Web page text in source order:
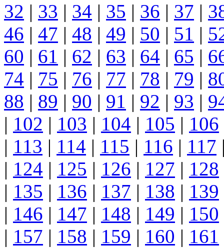
32 | 33 | 34 | 35 | 36 | 37 |
46 | 47 | 48 | 49 | 50 | 51 |
60 | 61 | 62 | 63 | 64 | 65 |
74 | 75 | 76 | 77 | 78 | 79 |
88 | 89 | 90 | 91 | 92 | 93 |
| 102 | 103 | 104 | 105 | 106
| 113 | 114 | 115 | 116 | 117
| 124 | 125 | 126 | 127 | 128
| 135 | 136 | 137 | 138 | 139
| 146 | 147 | 148 | 149 | 150
| 157 | 158 | 159 | 160 | 161